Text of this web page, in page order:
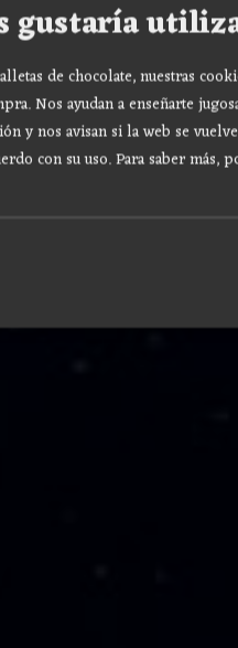
gustaría
de chocolate, nuestras
Nos ayudan a enseñarte
y nos avisan si la web se
con su uso. Para saber más,